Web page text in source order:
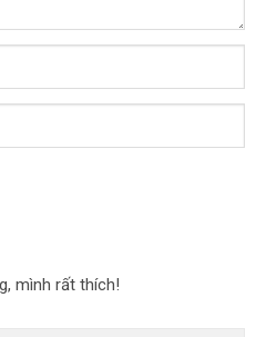
mình rất thích!